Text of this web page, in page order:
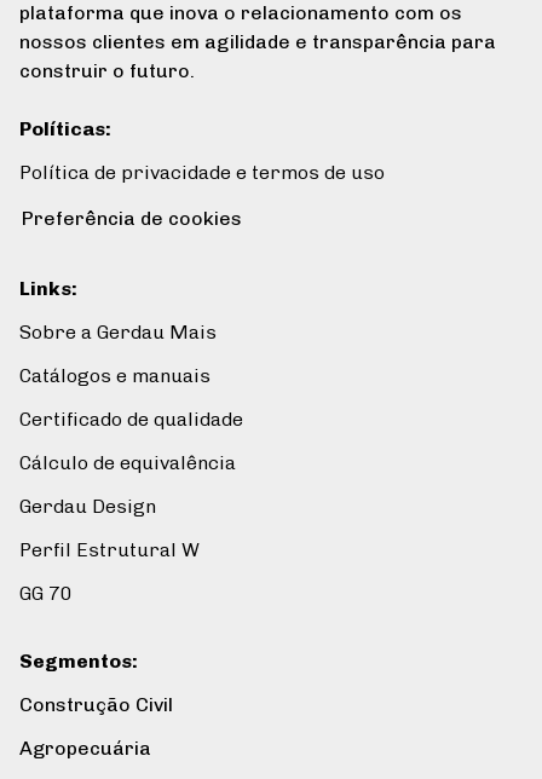
plataforma que inova o relacionamento com os
nossos clientes em agilidade e transparência para
construir o futuro.
Políticas:
Política de privacidade e termos de uso
Preferência de cookies
Links:
Sobre a Gerdau Mais
Catálogos e manuais
Certificado de qualidade
Cálculo de equivalência
Gerdau Design
Perfil Estrutural W
GG 70
Segmentos:
Construção Civil
Agropecuária